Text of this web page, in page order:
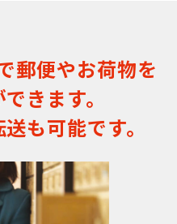
郵便やお荷物を
きます。
も可能です。